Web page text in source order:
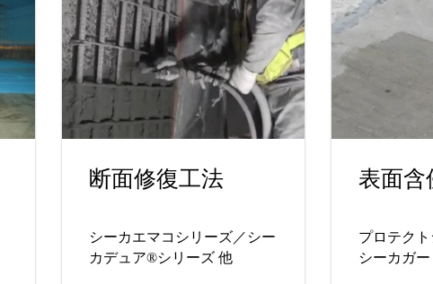
断面修復工法
シーカエマコシリーズ／シー
カデュア®シリーズ 他
表面含
プロテク
シーカガ